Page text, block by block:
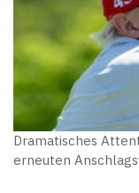
Dramatisches
erneuten